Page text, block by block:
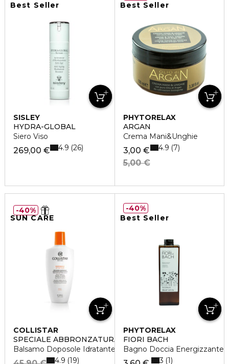
Best Seller
SISLEY
HYDRA-GLOBAL
Siero Viso
269,00 € 4.9 26
Best Seller
PHYTORELAX
ARGAN
Crema Mani&Unghie
3,00 €
5,00 €
4.9 7
SUN CARE
COLLISTAR
SPECIALE ABBRONZATURA PERFETTA
Balsamo Doposole Idratante Restitutivo
4.9 19
40%
Best Seller
PHYTORELAX
FIORI BACH
Bagno Doccia Energizzante
3 1
40%